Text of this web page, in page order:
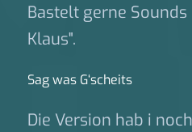
Bastelt gerne
Klaus".
Sag was G‘scheits
Die Version hab i